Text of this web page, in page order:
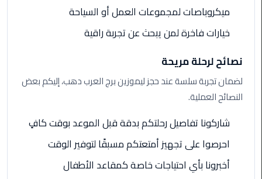
ليموزين
مرسي
مطروح
ليموزين
اكتوبر
ليموزين
مطار
ميكروباصات لمجموعات العمل أو السياحة
خيارات فاخرة لمن يبحث عن تجربة راقية
نصائح لرحلة مريحة
لضمان تجربة سلسة عند حجز ليموزين برج العرب دهب، إليكم بعض
النصائح العملية.
شاركونا تفاصيل رحلتكم بدقة قبل الموعد بوقت كافٍ
احرصوا على تجهيز أمتعتكم مسبقًا لتوفير الوقت
أخبرونا بأي احتياجات خاصة كمقاعد الأطفال